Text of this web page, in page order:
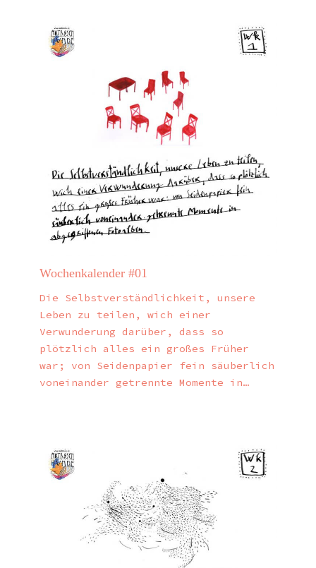
Wochenkalender #01
Die Selbstverständlichkeit, unsere
Leben zu teilen, wich einer
Verwunderung darüber, dass so
plötzlich alles ein großes Früher
war; von Seidenpapier fein säuberlich
voneinander getrennte Momente in…